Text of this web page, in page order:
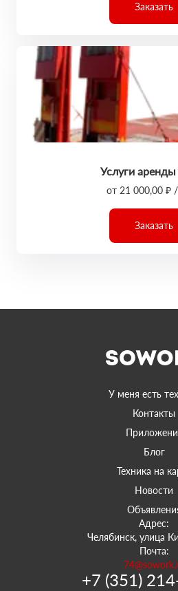
Заказать
Услуги аренды
от 21 000,00 ₽
Заказать
У меня есть
Контакты
Блог
Техника на
Новости
Адрес:
Челябинск, улица
Почта:
+7 (351)